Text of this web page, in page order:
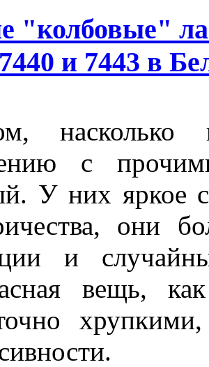
"колбовые"
и 7443 в
насколько
с
У них яркое
они
и
вещь,